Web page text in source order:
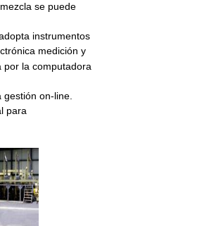
se puede
instrumentos
medición y
por la computadora
gestión on-line.
para